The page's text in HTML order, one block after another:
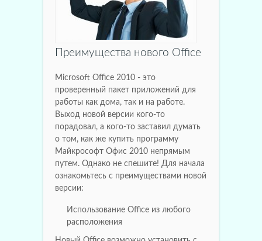
Преимущества нового Office
Microsoft Office 2010 - это
проверенный пакет приложений для
работы как дома, так и на работе.
Выход новой версии кого-то
порадовал, а кого-то заставил думать
о том, как же купить программу
Майкрософт Офис 2010 непрямым
путем. Однако не спешите! Для начала
ознакомьтесь с преимуществами новой
версии:
Использование Office из любого
расположения